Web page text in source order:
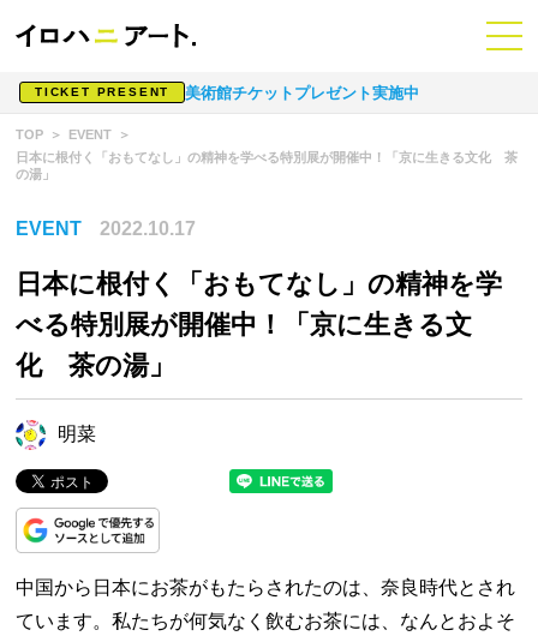
TICKET PRESENT 美術館チケットプレゼント実施中
TOP
EVENT
日本に根付く「おもてなし」の精神を学べる特別展が開催中！「京に生きる文化 茶
の湯」
EVENT 2022.10.17
日本に根付く「おもてなし」の精神を学
べる特別展が開催中！「京に生きる文
化 茶の湯」
明菜
中国から日本にお茶がもたらされたのは、奈良時代とされ
ています。私たちが何気なく飲むお茶には、なんとおよそ